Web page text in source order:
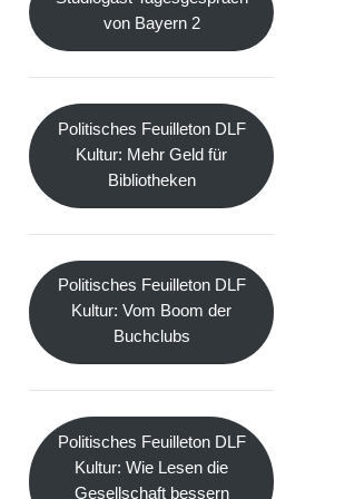
von Bayern 2
Politisches Feuilleton DLF
Kultur: Mehr Geld für
Bibliotheken
Politisches Feuilleton DLF
Kultur: Vom Boom der
Buchclubs
Politisches Feuilleton DLF
Kultur: Wie Lesen die
Gesellschaft bessern